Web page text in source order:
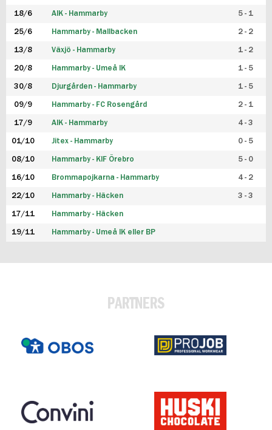
18/6 AIK - Hammarby 5 - 1
25/6 Hammarby - Mallbacken 2 - 2
13/8 Växjö - Hammarby 1 - 2
20/8 Hammarby - Umeå IK 1 - 5
30/8 Djurgården - Hammarby 1 - 5
09/9 Hammarby - FC Rosengård 2 - 1
17/9 AIK - Hammarby 4 - 3
01/10 Jitex - Hammarby 0 - 5
08/10 Hammarby - KIF Örebro 5 - 0
16/10 Brommapojkarna - Hammarby 4 - 2
22/10 Hammarby - Häcken 3 - 3
17/11 Hammarby - Häcken
19/11 Hammarby - Umeå IK eller BP
PARTNERS